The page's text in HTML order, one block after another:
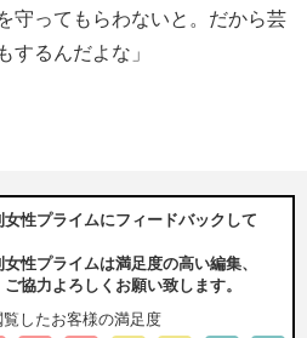
守ってもらわないと。だから芸
するんだよな」
性プライムにフィードバックして
性プライムは満足度の高い編集、
協力よろしくお願い致します。
したお客様の満足度